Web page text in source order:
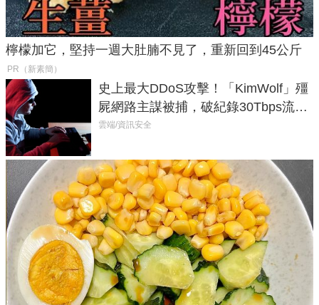
檸檬加它，堅持一週大肚腩不見了，重新回到45公斤
PR（新素簡）
史上最大DDoS攻擊！「KimWolf」殭
屍網路主謀被捕，破紀錄30Tbps流量
癱瘓全球！
雲端/資訊安全